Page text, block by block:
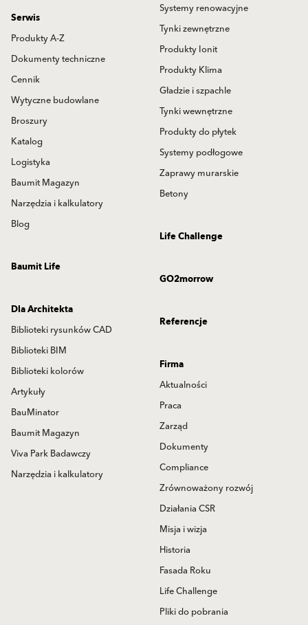
Systemy renowacyjne
Tynki zewnętrzne
Produkty Ionit
Produkty Klima
Gładzie i szpachle
Tynki wewnętrzne
Produkty do płytek
Systemy podłogowe
Zaprawy murarskie
Betony
Serwis
Produkty A-Z
Dokumenty techniczne
Cennik
Wytyczne budowlane
Broszury
Katalog
Logistyka
Baumit Magazyn
Narzędzia i kalkulatory
Blog
Life Challenge
Baumit Life
GO2morrow
Dla Architekta
Biblioteki rysunków CAD
Biblioteki BIM
Biblioteki kolorów
Artykuły
BauMinator
Baumit Magazyn
Viva Park Badawczy
Narzędzia i kalkulatory
Referencje
Firma
Aktualności
Praca
Zarząd
Dokumenty
Compliance
Zrównoważony rozwój
Działania CSR
Misja i wizja
Historia
Fasada Roku
Life Challenge
Pliki do pobrania